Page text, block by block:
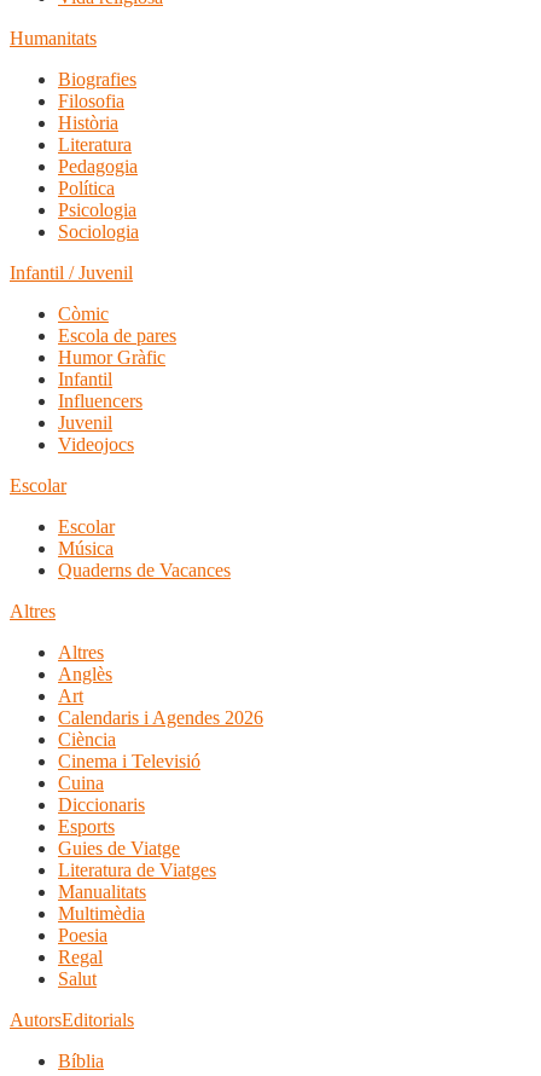
Humanitats
Biografies
Filosofia
Història
Literatura
Pedagogia
Política
Psicologia
Sociologia
Infantil / Juvenil
Còmic
Escola de pares
Humor Gràfic
Infantil
Influencers
Juvenil
Videojocs
Escolar
Escolar
Música
Quaderns de Vacances
Altres
Altres
Anglès
Art
Calendaris i Agendes 2026
Ciència
Cinema i Televisió
Cuina
Diccionaris
Esports
Guies de Viatge
Literatura de Viatges
Manualitats
Multimèdia
Poesia
Regal
Salut
AutorsEditorials
Bíblia